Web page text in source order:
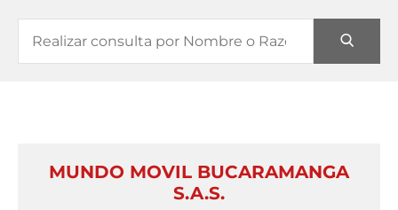
MUNDO MOVIL BUCARAMANGA
S.A.S.